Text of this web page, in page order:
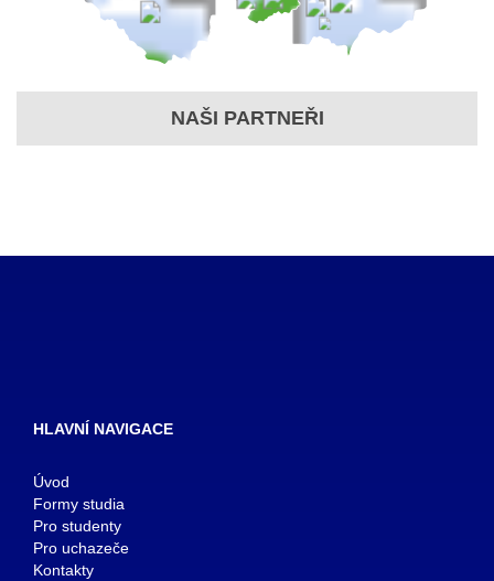
NAŠI PARTNEŘI
HLAVNÍ NAVIGACE
Úvod
Formy studia
Pro studenty
Pro uchazeče
Kontakty